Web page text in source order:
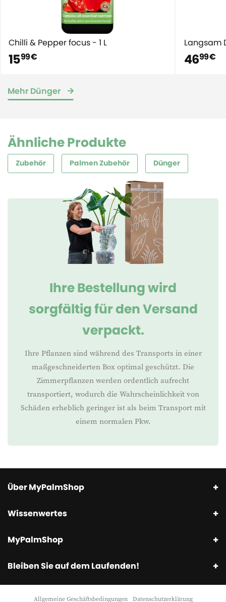
Chilli & Pepper focus - 1 L
1599 €
Langsam
4699 €
Mehr Dünger
Ähnliche Produkte
Zubehör Palmen Zubehör Dünger
Ihre Bestellung wird
sorgfältig für den Versand
verpackt.
Ihre Pflanzen sind während des Transports in einer
maßgeschneiderten Box optimal geschützt. Die
Zimmerpflanzen werden ordentlich aufrecht
transportiert, wodurch die Wahrscheinlichkeit von
Schäden erheblich geringer ist als beim Transport mit
einem normalen Pkw.
Über MyPalmShop
Wissenwertes
MyPalmShop
Bleiben Sie auf dem Laufenden!
Allgemeine Geschäftsbedingungen Datenschutzerklärung